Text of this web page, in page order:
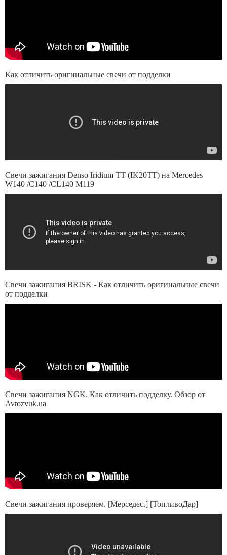
Как отличить оригинальные свечи от подделки
Свечи зажигания Denso Iridium TT (IK20TT) на Mercedes
W140 /C140 /CL140 M119
Свечи зажигания BRISK - Как отличить оригинальные свечи
от подделки
Свечи зажигания NGK. Как отличить подделку. Обзор от
Avtozvuk.ua
Свечи зажигания проверяем. [Мерседес.] [ТопливоДар]